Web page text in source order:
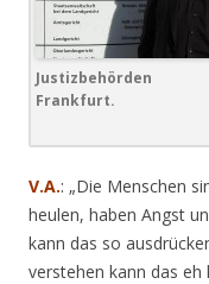
Justizbehörden
Frankfurt.
V.A.: „Die Menschen
heulen, haben Angst
kann das so
verstehen kann das